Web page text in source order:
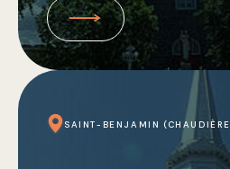
SAINT-BENJAMIN